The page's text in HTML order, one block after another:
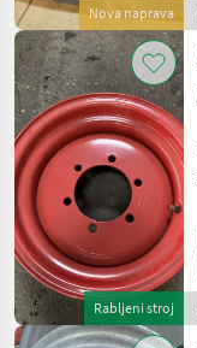
Nova naprava
Rabljeni stroj